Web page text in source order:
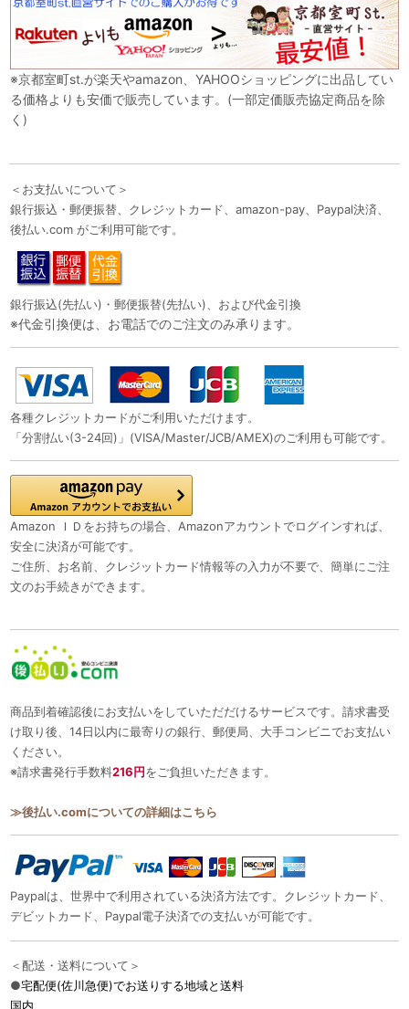
※京都室町st.が楽天やamazon、YAHOOショッピングに出品してい
る価格よりも安価で販売しています。(一部定価販売協定商品を除
く)
＜お支払いについて＞
銀行振込・郵便振替、クレジットカード、amazon-pay、Paypal決済、
後払い.com がご利用可能です。
銀行振込(先払い)・郵便振替(先払い)、および代金引換
※代金引換便は、お電話でのご注文のみ承ります。
各種クレジットカードがご利用いただけます。
「分割払い(3-24回)」(VISA/Master/JCB/AMEX)のご利用も可能です。
Amazon ＩＤをお持ちの場合、Amazonアカウントでログインすれば、
安全に決済が可能です。
ご住所、お名前、クレジットカード情報等の入力が不要で、簡単にご注
文のお手続きができます。
商品到着確認後にお支払いをしていただだけるサービスです。請求書受
け取り後、14日以内に最寄りの銀行、郵便局、大手コンビニでお支払い
ください。
※請求書発行手数料216円をご負担いただきます。
≫後払い.comについての詳細はこちら
Paypalは、世界中で利用されている決済方法です。クレジットカード、
デビットカード、Paypal電子決済での支払いが可能です。
＜配送・送料について＞
●宅配便(佐川急便)でお送りする地域と送料
国内